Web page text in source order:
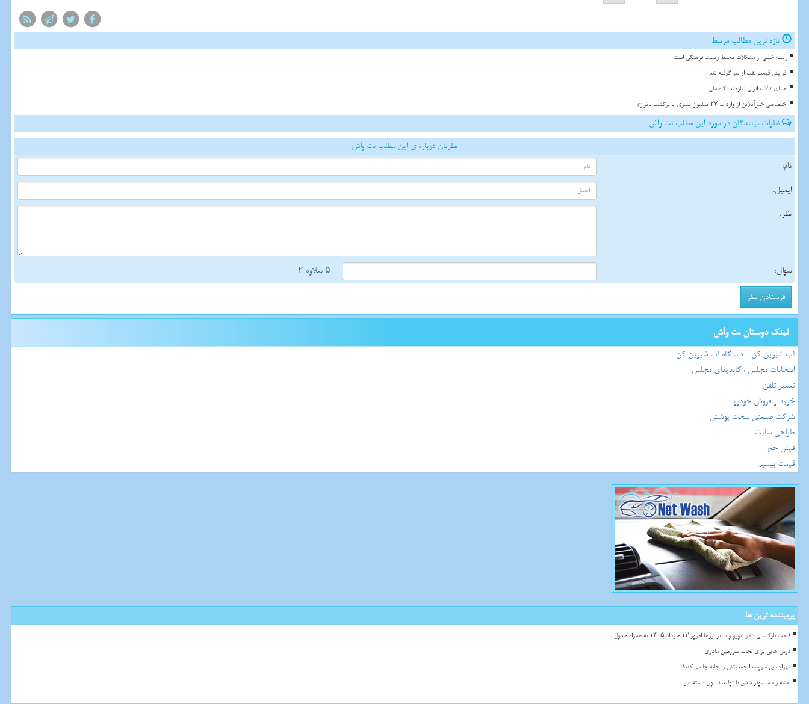
تازه ترین مطالب مرتبط
ریشه خیلی از مشکلات محیط زیست فرهنگی است
افزایش قیمت نفت از سر گرفته شد
احیای تالاب انزلی نیازمند نگاه ملی
اختصاصی خبرآنلاین از واردات ۲۷ میلیون لیتری تا برگشت ناترازی
نظرات بینندگان در مورد این مطلب نت واش
نظرتان درباره ی این مطلب نت واش
نام:
ایمیل:
نظر:
سوال: = ۵ بعلاوه ۲
لینک دوستان نت واش
آب شیرین کن - دستگاه آب شیرین کن
انتخابات مجلس ، کاندیدای مجلس
تعمیر تلفن
خرید و فروش خودرو
شرکت صنعتی سخت پوشش
طراحی سایت
فیش حج
قیمت بیسیم
پربیننده ترین ها
قیمت بازگشایی دلار، یورو و سایر ارزها امروز ۱۳ خرداد ۱۴۰۵ به همراه جدول
درس هایی برای نجات سرزمین مادری
تهران، بی سروصدا جمعیتش را جابه جا می کند!
نقشه راه میلیونر شدن با تولید نایلون دسته دار